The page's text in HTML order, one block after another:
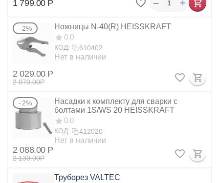
1 799.00 Р +
−
2%
Ножницы N-40(R) HEISSKRAFT
0.0
КОД: 610402
Нет в наличии
2 029.00 Р
2 070.00Р
2%
Насадки к комплекту для сварки с
болтами 1S/WS 20 HEISSKRAFT
0.0
КОД: 412020
Нет в наличии
2 088.00 Р
2 130.00Р
Труборез VALTEC